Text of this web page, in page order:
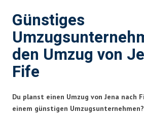
Günstiges
den Umzug von
Fife
Du planst einen Umzug von Jena nach
einem günstigen Umzugsunternehmen?